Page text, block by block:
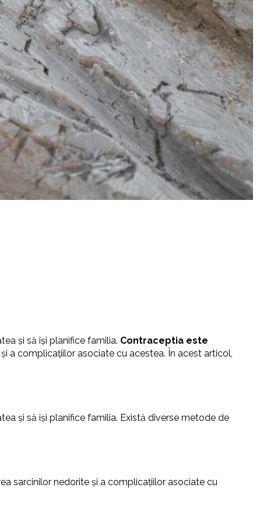
și să își planifice familia. Contraceptia este
a complicațiilor asociate cu acestea. În acest articol,
și să își planifice familia. Există diverse metode de
sarcinilor nedorite și a complicațiilor asociate cu